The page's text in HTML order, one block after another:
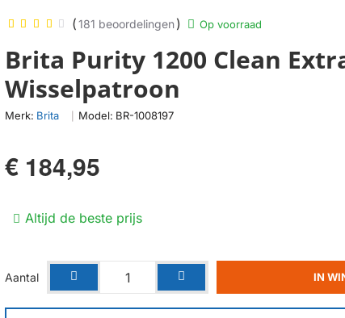
Brita Purity 1200 Clean
Wisselpatroon
Merk: Brita Model: BR-1008197
(181 beoordelingen) Op voorraad
€ 184,95
Altijd de beste prijs
Aantal IN